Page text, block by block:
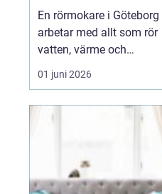
vatten, värme och
avlopp
En rörmokare i Göteborg
arbetar med allt som rör
vatten, värme och
avlopp, både vid akuta
problem och vid
renoveringar och
kombinerar snabb hjälp
med ty...
01 juni 2026